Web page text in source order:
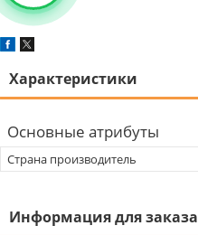
Характеристики
Основные атрибуты
Страна производитель
Информация для заказа